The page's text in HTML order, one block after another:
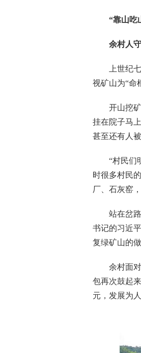
“靠山吃山
余村人守
上世纪七八
视矿山为“命
开山挖矿
挂在院子马
甚至还有人
“村民们明
时很多村民
厂、石灰窑
站在岔路
书记的习近
复绿矿山的
余村面对
包再次鼓起
元，发展为